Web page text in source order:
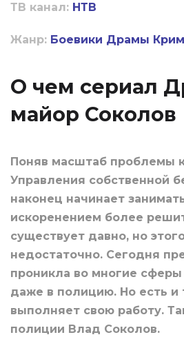
ТВ канал: НТВ
Жанр: Боевики Драмы
О чем сериал
майор Соколов
Поняв масштаб проблемы
Управления собственной
наконец начинает
искоренением более
существует давно, но
недостаточно. Сегодня
проникла во многие
даже в полицию. Но есть и
выполняет свою работу.
полиции Влад Соколов.